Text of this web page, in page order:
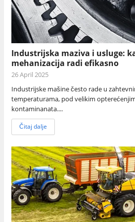
Industrijska maziva i usluge:
mehanizacija radi efikasno
26 April 2025
Industrijske mašine često rade u
temperaturama, pod velikim
kontaminanata....
Čitaj dalje